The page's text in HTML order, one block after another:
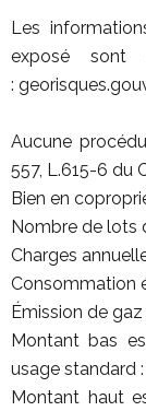
Les
exposé sont
:
Aucune
557, L.615-6 du
Bien en
Nombre de lots
Charges
Consommation
Émission de
Montant bas
usage standard
Montant haut